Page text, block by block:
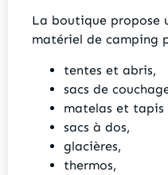
La boutique propose
matériel de camping
tentes et abris,
sacs de
matelas et tapis
sacs à dos,
glacières,
thermos,